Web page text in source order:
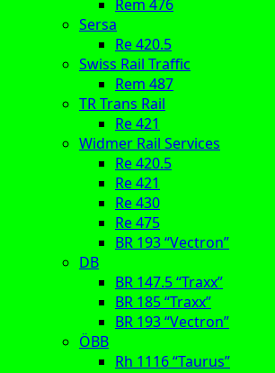
Rem 476
Sersa
Re 420.5
Swiss Rail Traffic
Rem 487
TR Trans Rail
Re 421
Widmer Rail Services
Re 420.5
Re 421
Re 430
Re 475
BR 193 “Vectron”
DB
BR 147.5 “Traxx”
BR 185 “Traxx”
BR 193 “Vectron”
ÖBB
Rh 1116 “Taurus”